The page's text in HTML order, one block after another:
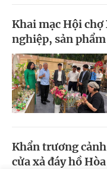
Khai mạc Hội
nghiệp, sản phẩm
Khẩn trương
cửa xả đáy hồ